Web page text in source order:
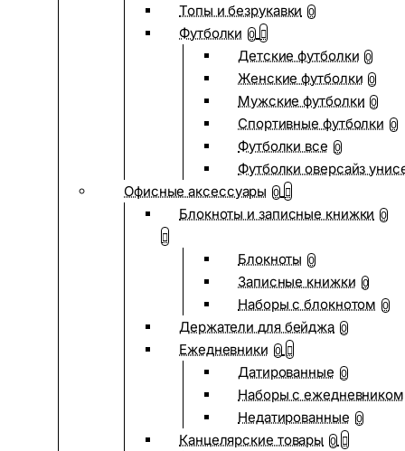
Топы и безрукавки 0
Футболки 0
Детские футболки 0
Женские футболки 0
Мужские футболки 0
Спортивные футболки 0
Футболки все 0
Футболки оверсайз
Офисные аксессуары 0
Блокноты и записные книжки 0
Блокноты 0
Записные книжки 0
Наборы с блокнотом 0
Держатели для бейджа 0
Ежедневники 0
Датированные 0
Наборы с ежедневником
Недатированные 0
Канцелярские товары 0